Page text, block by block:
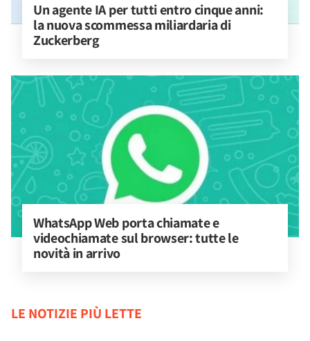
Un agente IA per tutti entro cinque anni:
la nuova scommessa miliardaria di
Zuckerberg
WhatsApp Web porta chiamate e
videochiamate sul browser: tutte le
novità in arrivo
LE NOTIZIE PIÙ LETTE